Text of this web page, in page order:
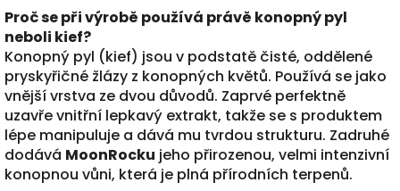
Proč se při výrobě používá právě konopný pyl
neboli kief?
Konopný pyl (kief) jsou v podstatě čisté, oddělené
pryskyřičné žlázy z konopných květů. Používá se jako
vnější vrstva ze dvou důvodů. Zaprvé perfektně
uzavře vnitřní lepkavý extrakt, takže se s produktem
lépe manipuluje a dává mu tvrdou strukturu. Zadruhé
dodává MoonRocku jeho přirozenou, velmi intenzivní
konopnou vůni, která je plná přírodních terpenů.